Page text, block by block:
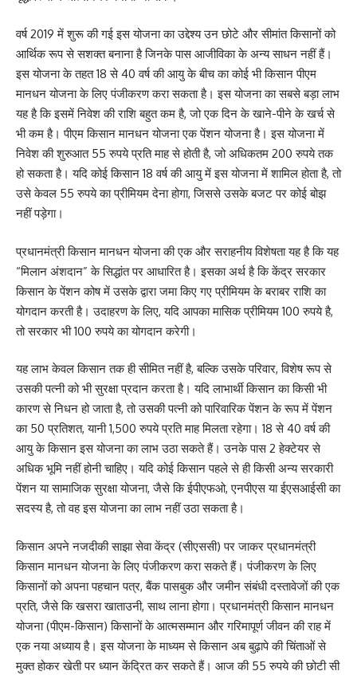
वर्ष 2019 में शुरू की गई इस योजना का उद्देश्य उन छोटे और सीमांत किसानों को
आर्थिक रूप से सशक्त बनाना है जिनके पास आजीविका के अन्य साधन नहीं हैं।
इस योजना के तहत 18 से 40 वर्ष की आयु के बीच का कोई भी किसान पीएम
मानधन योजना के लिए पंजीकरण करा सकता है। इस योजना का सबसे बड़ा लाभ
यह है कि इसमें निवेश की राशि बहुत कम है, जो एक दिन के खाने-पीने के खर्च से
भी कम है। पीएम किसान मानधन योजना एक पेंशन योजना है। इस योजना में
निवेश की शुरुआत 55 रुपये प्रति माह से होती है, जो अधिकतम 200 रुपये तक
हो सकता है। यदि कोई किसान 18 वर्ष की आयु में इस योजना में शामिल होता है, तो
उसे केवल 55 रुपये का प्रीमियम देना होगा, जिससे उसके बजट पर कोई बोझ
नहीं पड़ेगा।
प्रधानमंत्री किसान मानधन योजना की एक और सराहनीय विशेषता यह है कि यह
“मिलान अंशदान” के सिद्धांत पर आधारित है। इसका अर्थ है कि केंद्र सरकार
किसान के पेंशन कोष में उसके द्वारा जमा किए गए प्रीमियम के बराबर राशि का
योगदान करती है। उदाहरण के लिए, यदि आपका मासिक प्रीमियम 100 रुपये है,
तो सरकार भी 100 रुपये का योगदान करेगी।
यह लाभ केवल किसान तक ही सीमित नहीं है, बल्कि उसके परिवार, विशेष रूप से
उसकी पत्नी को भी सुरक्षा प्रदान करता है। यदि लाभार्थी किसान का किसी भी
कारण से निधन हो जाता है, तो उसकी पत्नी को पारिवारिक पेंशन के रूप में पेंशन
का 50 प्रतिशत, यानी 1,500 रुपये प्रति माह मिलता रहेगा। 18 से 40 वर्ष की
आयु के किसान इस योजना का लाभ उठा सकते हैं। उनके पास 2 हेक्टेयर से
अधिक भूमि नहीं होनी चाहिए। यदि कोई किसान पहले से ही किसी अन्य सरकारी
पेंशन या सामाजिक सुरक्षा योजना, जैसे कि ईपीएफओ, एनपीएस या ईएसआईसी का
सदस्य है, तो वह इस योजना का लाभ नहीं उठा सकता है।
किसान अपने नजदीकी साझा सेवा केंद्र (सीएससी) पर जाकर प्रधानमंत्री
किसान मानधन योजना के लिए पंजीकरण करा सकते हैं। पंजीकरण के लिए
किसानों को अपना पहचान पत्र, बैंक पासबुक और जमीन संबंधी दस्तावेजों की एक
प्रति, जैसे कि खसरा खाताउनी, साथ लाना होगा। प्रधानमंत्री किसान मानधन
योजना (पीएम-किसान) किसानों के आत्मसम्मान और गरिमापूर्ण जीवन की राह में
एक नया अध्याय है। इस योजना के माध्यम से किसान अब बुढ़ापे की चिंताओं से
मुक्त होकर खेती पर ध्यान केंद्रित कर सकते हैं। आज की 55 रुपये की छोटी सी